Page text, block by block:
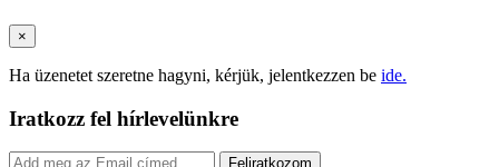
×
Ha üzenetet szeretne hagyni, kérjük, jelentkezzen be ide.
Iratkozz fel hírlevelünkre
Feliratkozom